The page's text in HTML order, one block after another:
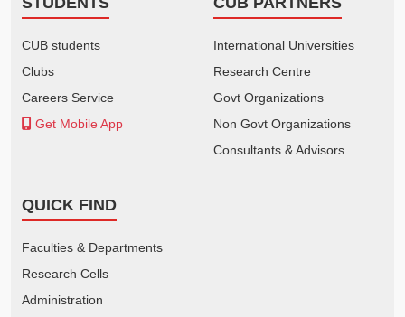
CUB students
Clubs
Careers Service
Get Mobile App
International Universities
Research Centre
Govt Organizations
Non Govt Organizations
Consultants & Advisors
QUICK FIND
Faculties & Departments
Research Cells
Administration